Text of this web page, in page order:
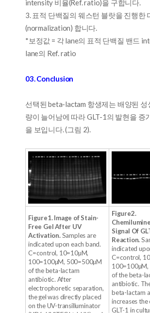
intensity 비율(Ref. ratio)을 구합니다.
3. 표적 단백질의 웨스턴 블랏을 진행한
(normalization) 합니다.
*보정값 = 각 lane의 표적 단백질 밴드
lane의 Ref. ratio
03. Conclusion
선택된 beta-lactam 항생제는 배양된 성
량이 늘어남에 따라 GLT-1의 발현을 증
을 보입니다. (그림 2).
Figure1. Image of Stain-
Free Gel After UV
Activation.Samples are
indicated upon each band.
C=control, 10=10µM,
100=100µM, 500=500µM
of the beta-lactam
antibiotic. After
electrophoretic separation,
the gel was directly placed
on the UV-transilluminator
Figure2.
Signal Of
Reaction.
indicated
C=control,
of the beta-
antibiotic.
beta-lactam
increases
GLT-1 in